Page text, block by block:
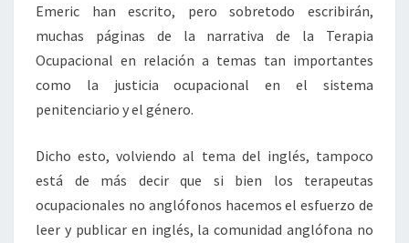
Emeric han escrito, pero sobretodo escribirán,
muchas páginas de la narrativa de la Terapia
Ocupacional en relación a temas tan importantes
como la justicia ocupacional en el sistema
penitenciario y el género.
Dicho esto, volviendo al tema del inglés, tampoco
está de más decir que si bien los terapeutas
ocupacionales no anglófonos hacemos el esfuerzo de
leer y publicar en inglés, la comunidad anglófona no